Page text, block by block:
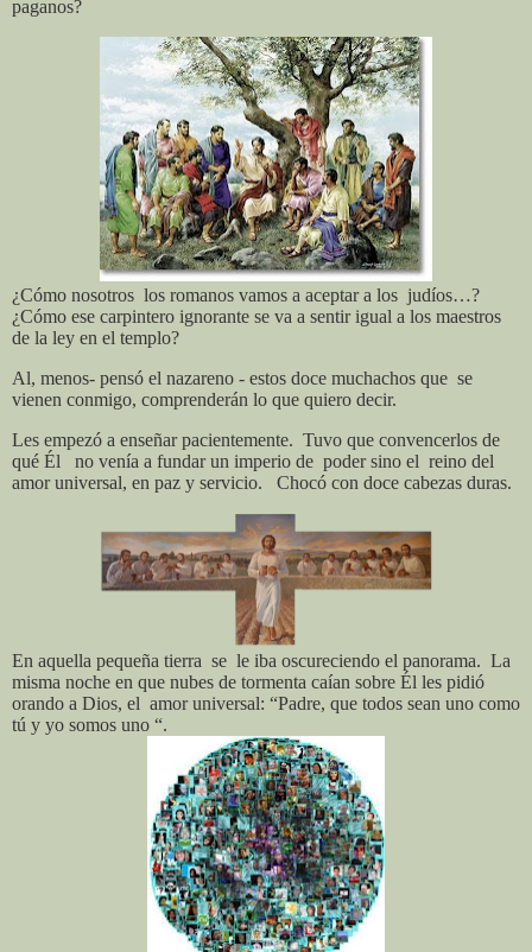
paganos?
¿Cómo nosotros los romanos vamos a aceptar a los judíos…?
¿Cómo ese carpintero ignorante se va a sentir igual a los maestros
de la ley en el templo?
Al, menos- pensó el nazareno - estos doce muchachos que se
vienen conmigo, comprenderán lo que quiero decir.
Les empezó a enseñar pacientemente. Tuvo que convencerlos de
qué Él
no venía a fundar un imperio de poder sino el reino del
amor universal, en paz y servicio.
Chocó con doce cabezas duras.
En aquella pequeña tierra se le iba oscureciendo el panorama. La
misma noche en que nubes de tormenta caían sobre Él les pidió
orando a Dios, el amor universal: “Padre, que todos sean uno como
tú y yo somos uno “.